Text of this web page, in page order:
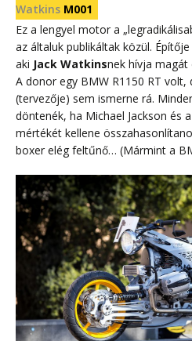
Watkins M001
Ez a lengyel motor a
az általuk publikáltak közül.
aki Jack Watkinsnek hívja magát
A donor egy BMW R1150 RT
(tervezője) sem ismerne rá.
döntenék, ha Michael Jackson és
mértékét kellene
boxer elég feltűnő… (Mármint a